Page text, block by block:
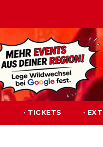
· TICKETS ·